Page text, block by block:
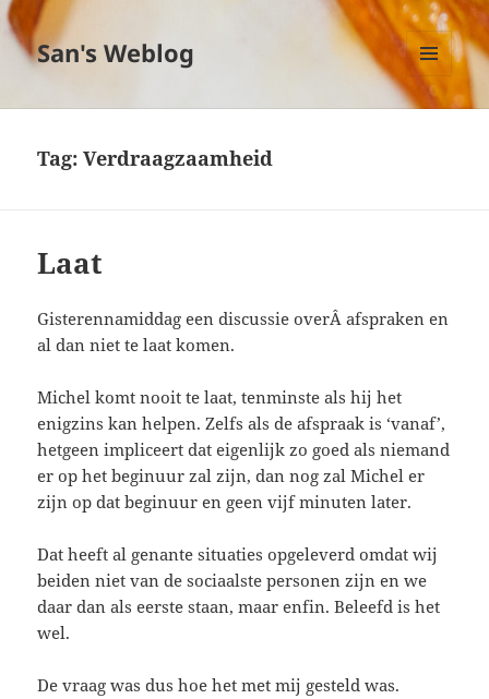
San's Weblog
MENU
EN
Tag:Verdraagzaamheid
Laat
Gisterennamiddag een discussie overÂ afspraken en
al dan niet te laat komen.
Michel komt nooit te laat, tenminste als hij het
enigzins kan helpen. Zelfs als de afspraak is ‘vanaf’,
hetgeen impliceert dat eigenlijk zo goed als niemand
er op het beginuur zal zijn, dan nog zal Michel er
zijn op dat beginuur en geen vijf minuten later.
Dat heeft al genante situaties opgeleverd omdat wij
beiden niet van de sociaalste personen zijn en we
daar dan als eerste staan, maar enfin. Beleefd is het
wel.
De vraag was dus hoe het met mij gesteld was.